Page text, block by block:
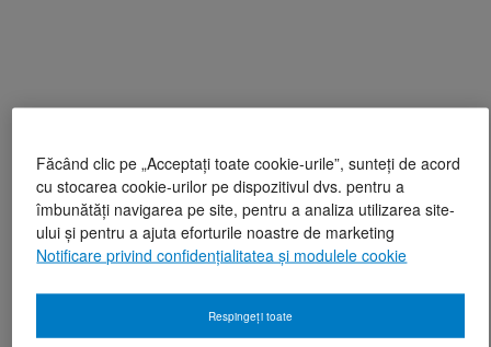
Făcând clic pe „Acceptați toate cookie-urile”, sunteți de acord
cu stocarea cookie-urilor pe dispozitivul dvs. pentru a
îmbunătăți navigarea pe site, pentru a analiza utilizarea site-
ului și pentru a ajuta eforturile noastre de marketing
Notificare privind confidențialitatea și modulele cookie
Respingeți toate